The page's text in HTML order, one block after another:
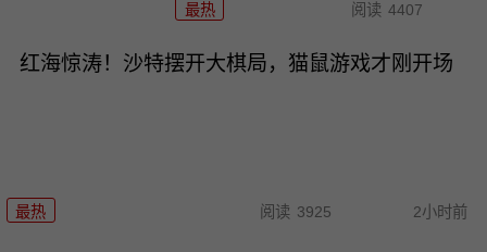
最热 阅读 4407
红海惊涛！沙特摆开大棋局，猫鼠游戏才刚开场
最热 阅读 3925 2小时前